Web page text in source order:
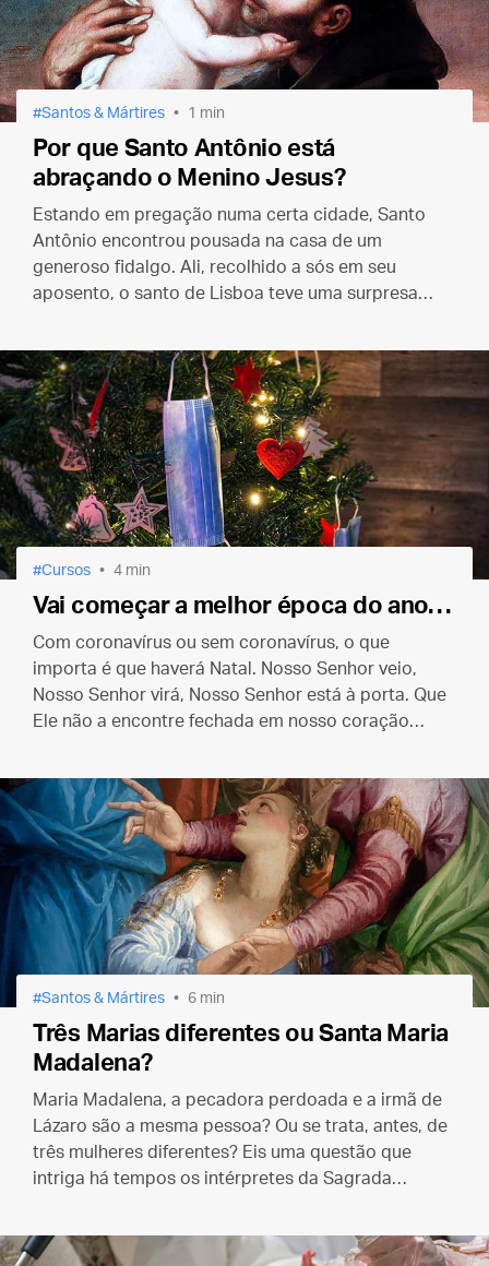
Santos & Mártires 1 min
Por que Santo Antônio está
abraçando o Menino Jesus?
Estando em pregação numa certa cidade, Santo
Antônio encontrou pousada na casa de um
generoso fidalgo. Ali, recolhido a sós em seu
aposento, o santo de Lisboa teve uma surpresa…
Cursos 4 min
Vai começar a melhor época do ano…
Com coronavírus ou sem coronavírus, o que
importa é que haverá Natal. Nosso Senhor veio,
Nosso Senhor virá, Nosso Senhor está à porta. Que
Ele não a encontre fechada em nosso coração
Santos & Mártires 6 min
Três Marias diferentes ou Santa Maria
Madalena?
Maria Madalena, a pecadora perdoada e a irmã de
Lázaro são a mesma pessoa? Ou se trata, antes, de
três mulheres diferentes? Eis uma questão que
intriga há tempos os intérpretes da Sagrada